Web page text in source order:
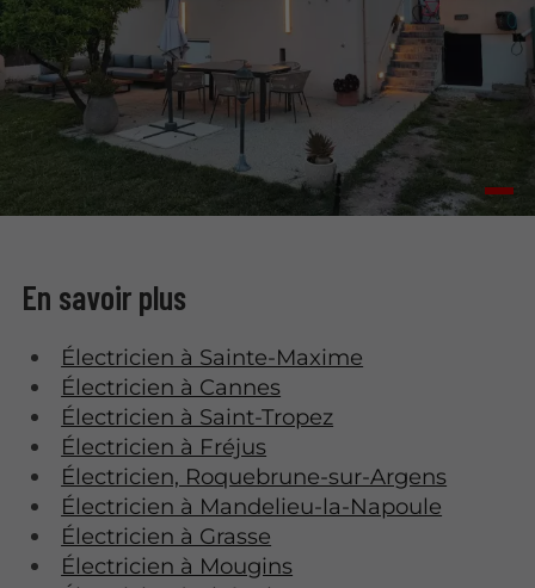
En savoir plus
Électricien à Sainte-Maxime
Électricien à Cannes
Électricien à Saint-Tropez
Électricien à Fréjus
Électricien, Roquebrune-sur-Argens
Électricien à Mandelieu-la-Napoule
Électricien à Grasse
Électricien à Mougins